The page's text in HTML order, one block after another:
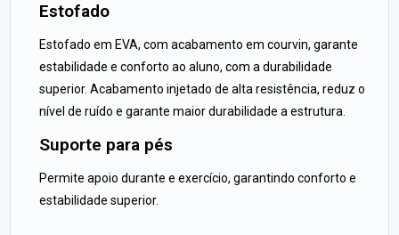
Estofado
Estofado em EVA, com acabamento em courvin, garante
estabilidade e conforto ao aluno, com a durabilidade
superior. Acabamento injetado de alta resistência, reduz o
nível de ruído e garante maior durabilidade a estrutura.
Suporte para pés
Permite apoio durante e exercício, garantindo conforto e
estabilidade superior.